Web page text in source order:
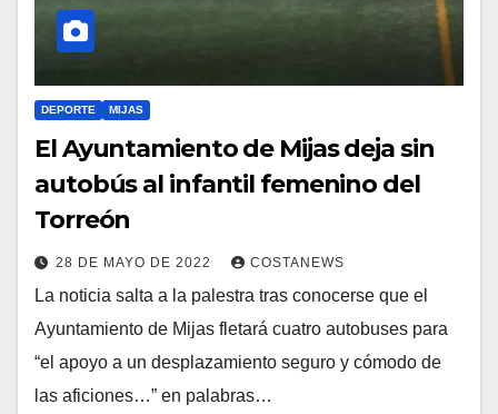
DEPORTE MIJAS
El Ayuntamiento de Mijas deja sin
autobús al infantil femenino del
Torreón
28 DE MAYO DE 2022 COSTANEWS
La noticia salta a la palestra tras conocerse que el
Ayuntamiento de Mijas fletará cuatro autobuses para
“el apoyo a un desplazamiento seguro y cómodo de
las aficiones…” en palabras…